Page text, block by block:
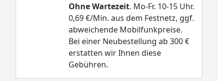
Ohne Wartezeit. Mo-Fr. 10-15 Uhr.
0,69 €/Min. aus dem Festnetz, ggf.
abweichende Mobilfunkpreise.
Bei einer Neubestellung ab 300 €
erstatten wir Ihnen diese
Gebühren.